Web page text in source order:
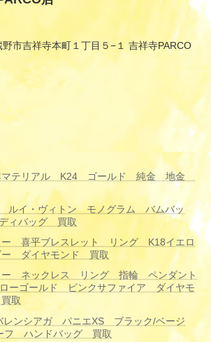
市吉祥寺本町１丁目５−１ 吉祥寺PARCO
マテリアル K24 ゴールド 純金 地金
ルイ・ヴィトン モノグラム バムバッ
ィバッグ 買取
喜平ブレスレット リング K18イエロ
ダイヤモンド 買取
ー ネックレス リング 指輪 ペンダント
ーゴールド ピンクサファイア ダイヤモ
取
レンシアガ パニエXS ブラック/ベージ
フ ハンドバッグ 買取